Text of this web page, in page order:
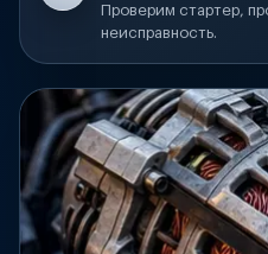
Проверим стартер,
неисправность.